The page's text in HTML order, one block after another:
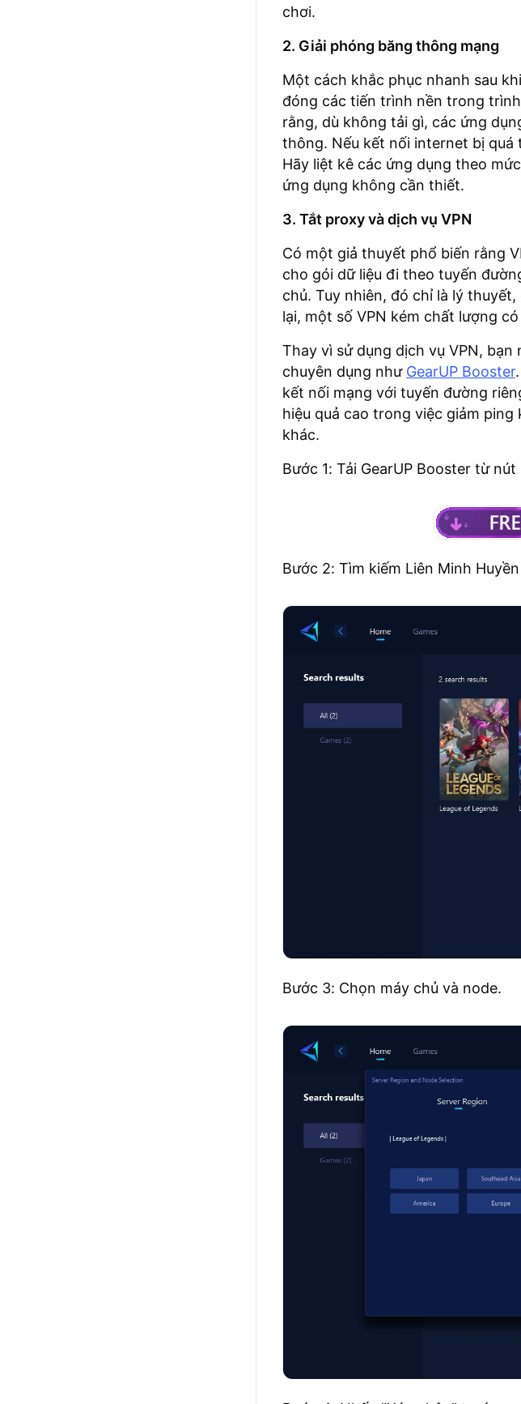
chơi.
2. Giải phóng băng thông mạng
Một cách khắc phục nhanh sau
đóng các tiến trình nền trong
rằng, dù không tải gì, các ứng
thông. Nếu kết nối internet bị quá
Hãy liệt kê các ứng dụng theo
ứng dụng không cần thiết.
3. Tắt proxy và dịch vụ VPN
Có một giả thuyết phổ biến rằng
cho gói dữ liệu đi theo tuyến
chủ. Tuy nhiên, đó chỉ là lý
lại, một số VPN kém chất lượng
Thay vì sử dụng dịch vụ VPN,
chuyên dụng như GearUP Booster
kết nối mạng với tuyến đường
hiệu quả cao trong việc giảm ping
khác.
Bước 1: Tải GearUP Booster từ nút
Bước 2: Tìm kiếm Liên Minh
Bước 3: Chọn máy chủ và node.